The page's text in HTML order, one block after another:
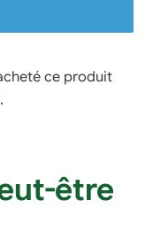
ce produit
être